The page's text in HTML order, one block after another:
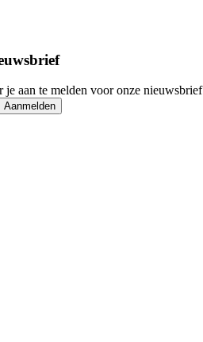
aan te melden voor onze nieuwsbrief
Aanmelden